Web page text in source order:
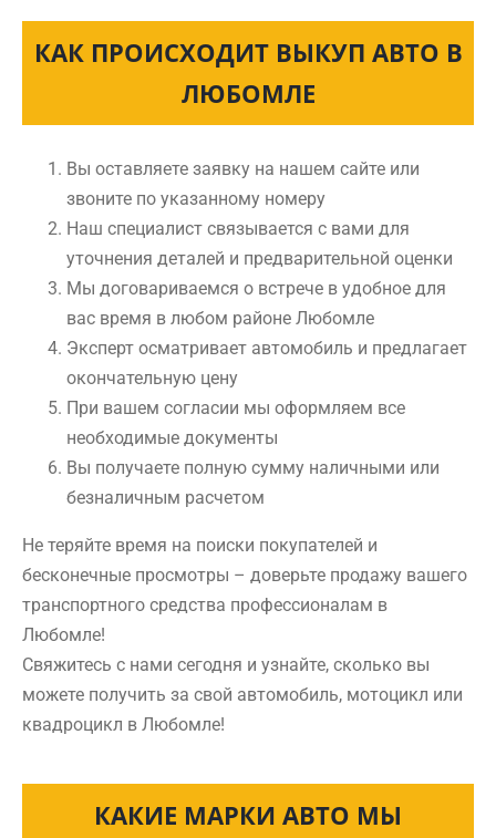
КАК ПРОИСХОДИТ ВЫКУП АВТО В
ЛЮБОМЛЕ
Вы оставляете заявку на нашем сайте или
звоните по указанному номеру
Наш специалист связывается с вами для
уточнения деталей и предварительной оценки
Мы договариваемся о встрече в удобное для
вас время в любом районе Любомле
Эксперт осматривает автомобиль и предлагает
окончательную цену
При вашем согласии мы оформляем все
необходимые документы
Вы получаете полную сумму наличными или
безналичным расчетом
Не теряйте время на поиски покупателей и
бесконечные просмотры – доверьте продажу вашего
транспортного средства профессионалам в
Любомле!
Свяжитесь с нами сегодня и узнайте, сколько вы
можете получить за свой автомобиль, мотоцикл или
квадроцикл в Любомле!
КАКИЕ МАРКИ АВТО МЫ